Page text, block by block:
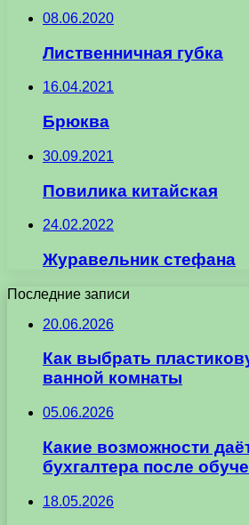
08.06.2020
Лиственничная губка
16.04.2021
Брюква
30.09.2021
Повилика китайская
24.02.2022
Журавельник стефана
Последние записи
20.06.2026
Как выбрать
ванной комнаты
05.06.2026
Какие возможности
бухгалтера после
18.05.2026